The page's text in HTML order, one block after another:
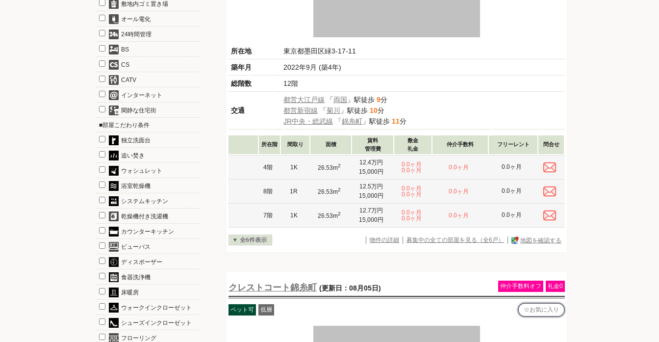
所在地 東京都墨田区緑3-17-11
築年月 2022年9月 (築4年)
総階数 12階
交通
都営大江戸線 「両国 」駅徒歩 9分
都営新宿線 「菊川 」駅徒歩 10分
JR中央・総武線 「錦糸町 」駅徒歩 11分
所在階 間取り 面積
賃料
管理費
敷金
礼金
仲介手数料 フリーレント 問合せ
12.4万円
15,000円
0.0ヶ月
0.0ヶ月
0.0ヶ月 0.0ヶ月
4階 1K 26.53m2
12.5万円
15,000円
0.0ヶ月
0.0ヶ月
0.0ヶ月 0.0ヶ月
8階 1R 26.53m2
12.7万円
15,000円
0.0ヶ月
0.0ヶ月
0.0ヶ月 0.0ヶ月
7階 1K 26.53m2
全6件表示 物件の詳細 募集中の全ての部屋を見る（全6戸） 地図を確認する
クレストコート錦糸町 (更新日：08月05日) 仲介手数料オフ 礼金0
ペット可 低層 お気に入り
敷地内ゴミ置き場
オール電化
24時間管理
BS
CS
CATV
インターネット
閑静な住宅街
■部屋こだわり条件
独立洗面台
追い焚き
ウォシュレット
浴室乾燥機
システムキッチン
乾燥機付き洗濯機
カウンターキッチン
ビューバス
ディスポーザー
食器洗浄機
床暖房
ウォークインクローゼット
シューズインクローゼット
フローリング